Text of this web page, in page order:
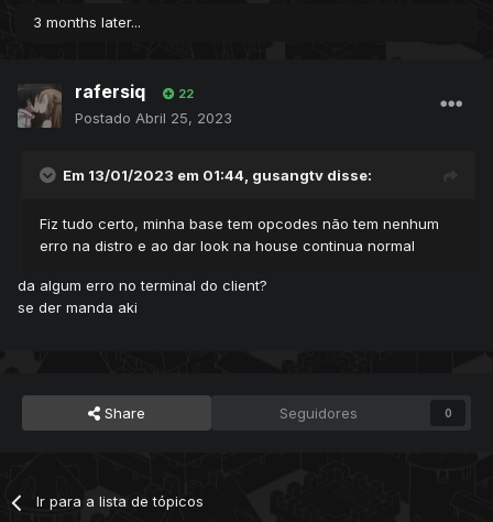
3 months later...
rafersiq 22
Postado Abril 25, 2023
Em 13/01/2023 em 01:44, gusangtv disse:
Fiz tudo certo, minha base tem opcodes não tem nenhum
erro na distro e ao dar look na house continua normal
da algum erro no terminal do client?
se der manda aki
Share Seguidores 0
Ir para a lista de tópicos